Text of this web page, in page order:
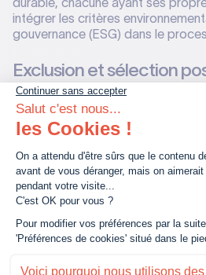
intégrer les critères
gouvernance (ESG) dans le
Exclusion et sélection
La stratégie d'exclusion consiste
des entreprises ou des secteurs
certains critères éthiques ou
dans la production d'armes, le
ou celles ayant de mauvaises
droits humains ou
souvent utilisée pour aligner les
valeurs éthiques des investisseurs.